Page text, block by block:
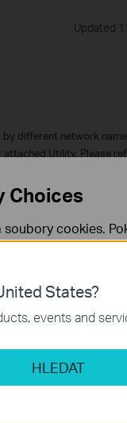
Updated
different network
Utility. Please
the multiple networks,
naše webové
States?
events and
HLEDAT
Choices
soubory cookies.
cookies.Již
pro
cookies
nám umožňují
jejich
cookie mohou